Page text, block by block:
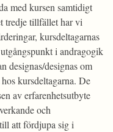
med kursen samtidigt
tredje tillfället har vi
kursdeltagarnas
i andragogik
designas/designas om
kursdeltagarna. De
av erfarenhetsutbyte
och
att fördjupa sig i